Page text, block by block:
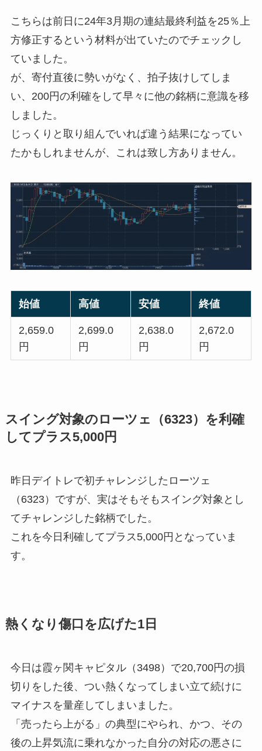
こちらは前日に24年3月期の連結最終利益を25％上
方修正するという材料が出ていたのでチェックし
ていました。
が、寄付直後に勢いがなく、拍子抜けしてしま
い、200円の利確をして早々に他の銘柄に意識を移
しました。
じっくりと取り組んでいれば違う結果になってい
たかもしれませんが、これは致し方ありません。
始値 高値 安値 終値
2,659.0
円
2,699.0
円
2,638.0
円
2,672.0
円
スイング対象のローツェ（6323）を利確
してプラス5,000円
昨日デイトレで初チャレンジしたローツェ
（6323）ですが、実はそもそもスイング対象とし
てチャレンジした銘柄でした。
これを今日利確してプラス5,000円となっていま
す。
熱くなり傷口を広げた1日
今日は霞ヶ関キャピタル（3498）で20,700円の損
切りをした後、つい熱くなってしまい立て続けに
マイナスを量産してしまいました。
「売ったら上がる」の典型にやられ、かつ、その
後の上昇気流に乗れなかった自分の対応の悪さに